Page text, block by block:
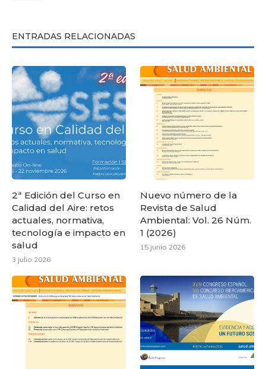
ENTRADAS RELACIONADAS
2ª Edición del Curso en
Calidad del Aire: retos
actuales, normativa,
tecnología e impacto en
salud
3 julio 2026
Nuevo número de la
Revista de Salud
Ambiental: Vol. 26 Núm.
1 (2026)
15 junio 2026